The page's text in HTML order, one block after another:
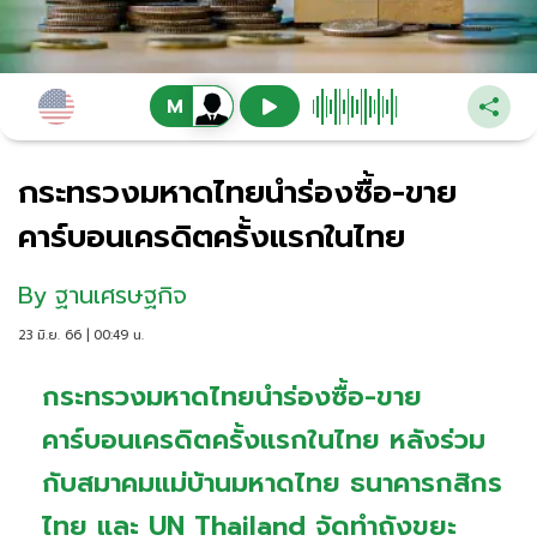
กระทรวงมหาดไทยนำร่องซื้อ-ขาย
คาร์บอนเครดิตครั้งแรกในไทย
By ฐานเศรษฐกิจ
23 มิ.ย. 66 | 00:49 น.
กระทรวงมหาดไทยนำร่องซื้อ-ขาย
คาร์บอนเครดิตครั้งแรกในไทย หลังร่วม
กับสมาคมแม่บ้านมหาดไทย ธนาคารกสิกร
ไทย และ UN Thailand จัดทำถังขยะ